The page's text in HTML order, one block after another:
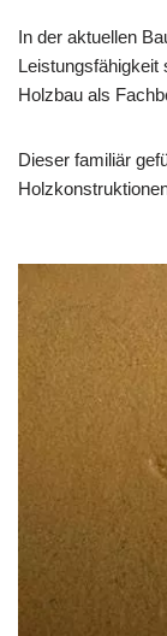
In der aktuellen
Leistungsfähigkeit
Holzbau als
Dieser familiär